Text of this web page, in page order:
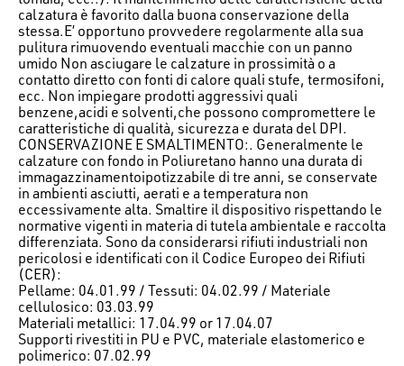
calzatura è favorito dalla buona conservazione della
stessa.E’ opportuno provvedere regolarmente alla sua
pulitura rimuovendo eventuali macchie con un panno
umido Non asciugare le calzature in prossimità o a
contatto diretto con fonti di calore quali stufe, termosifoni,
ecc. Non impiegare prodotti aggressivi quali
benzene,acidi e solventi,che possono compromettere le
caratteristiche di qualità, sicurezza e durata del DPI.
CONSERVAZIONE E SMALTIMENTO:. Generalmente le
calzature con fondo in Poliuretano hanno una durata di
immagazzinamentoipotizzabile di tre anni, se conservate
in ambienti asciutti, aerati e a temperatura non
eccessivamente alta. Smaltire il dispositivo rispettando le
normative vigenti in materia di tutela ambientale e raccolta
differenziata. Sono da considerarsi rifiuti industriali non
pericolosi e identificati con il Codice Europeo dei Rifiuti
(CER):
Pellame: 04.01.99 / Tessuti: 04.02.99 / Materiale
cellulosico: 03.03.99
Materiali metallici: 17.04.99 or 17.04.07
Supporti rivestiti in PU e PVC, materiale elastomerico e
polimerico: 07.02.99